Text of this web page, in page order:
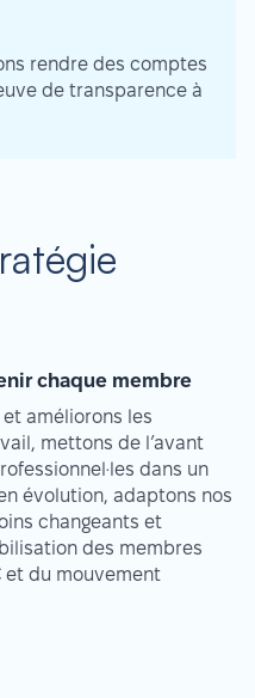
rendre des comptes
de transparence à
chaque membre
améliorons les
mettons de l’avant
dans un
évolution, adaptons nos
changeants et
des membres
et du mouvement